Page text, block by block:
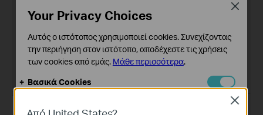
Close
Your Privacy Choices
Αυτός ο ιστότοπος χρησιμοποιεί cookies. Συνεχίζοντας
την περιήγηση στον ιστότοπο, αποδέχεστε τις χρήσεις
των cookies από εμάς. Μάθε περισσότερα.
Βασικά Cookies
Αυτά τα cookie είναι απαραίτητα για τη λειτουργία του
ιστότοπου και δεν μπορούν να απενεργοποιηθούν στα
Close